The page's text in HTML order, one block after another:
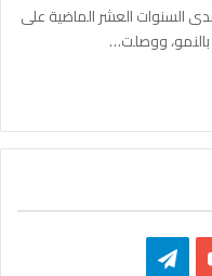
السنوات العشر الماضية على
بالنمو، ووصلت…